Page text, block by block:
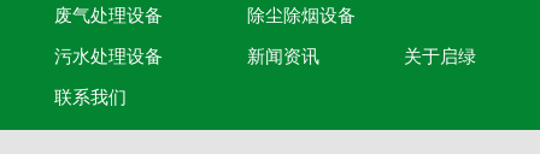
废气处理设备 除尘除烟设备
污水处理设备 新闻资讯 关于启绿
联系我们